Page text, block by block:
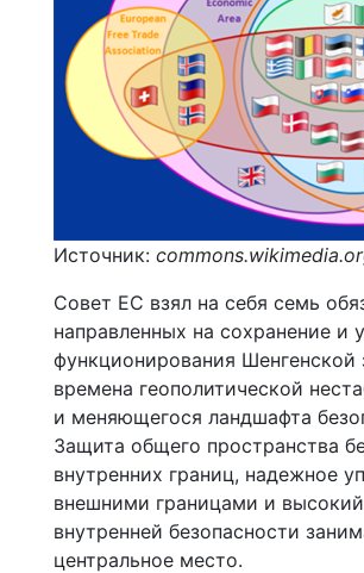
Источник:
Совет ЕС взял на себя семь
направленных на сохранение и
функционирования Шенгенской
времена геополитической
и меняющегося ландшафта
Защита общего пространства
внутренних границ, надежное
внешними границами и
внутренней безопасности
центральное место.